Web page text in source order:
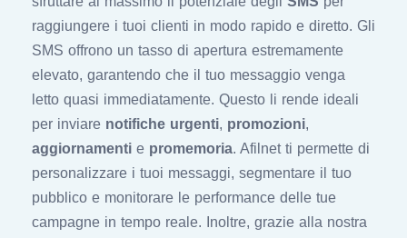
raggiungere i tuoi clienti in modo rapido e diretto. Gli
SMS offrono un tasso di apertura estremamente
elevato, garantendo che il tuo messaggio venga
letto quasi immediatamente. Questo li rende ideali
per inviare notifiche urgenti, promozioni,
aggiornamenti e promemoria. Afilnet ti permette di
personalizzare i tuoi messaggi, segmentare il tuo
pubblico e monitorare le performance delle tue
campagne in tempo reale. Inoltre, grazie alla nostra